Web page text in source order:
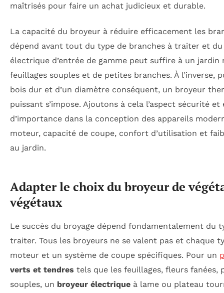
maîtrisés pour faire un achat judicieux et durable.
La capacité du broyeur à réduire efficacement les
dépend avant tout du type de branches à traiter et
électrique d’entrée de gamme peut suffire à un
feuillages souples et de petites branches. À l’inverse,
bois dur et d’un diamètre conséquent, un broyeur
puissant s’impose. Ajoutons à cela l’aspect sécurité
d’importance dans la conception des appareils
moteur, capacité de coupe, confort d’utilisation et
au jardin.
Adapter le choix du broyeur de
végétaux
Le succès du broyage dépend fondamentalement du
traiter. Tous les broyeurs ne se valent pas et chaque
moteur et un système de coupe spécifiques. Pour un
verts et tendres tels que les feuillages, fleurs fanées,
souples, un broyeur électrique à lame ou plateau